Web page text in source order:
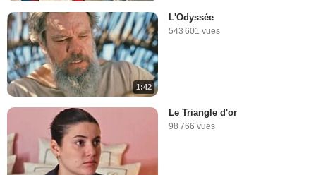
1:42
L'Odyssée
543 601 vues
Le Triangle d'or
98 766 vues